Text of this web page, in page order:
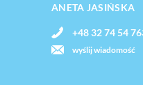
ANETA JASIŃSKA
+48 32 74 54
wyślij wiadomość